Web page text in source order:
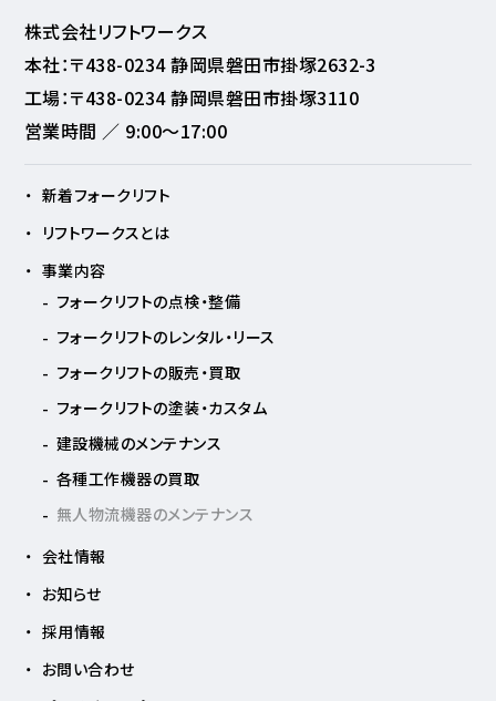
株式会社リフトワークス
本社：〒438-0234 静岡県磐田市掛塚2632-3
工場：〒438-0234 静岡県磐田市掛塚3110
営業時間 ／ 9:00～17:00
新着フォークリフト
リフトワークスとは
事業内容
フォークリフトの点検・整備
フォークリフトのレンタル・リース
フォークリフトの販売・買取
フォークリフトの塗装・カスタム
建設機械のメンテナンス
各種工作機器の買取
無人物流機器のメンテナンス
会社情報
お知らせ
採用情報
お問い合わせ